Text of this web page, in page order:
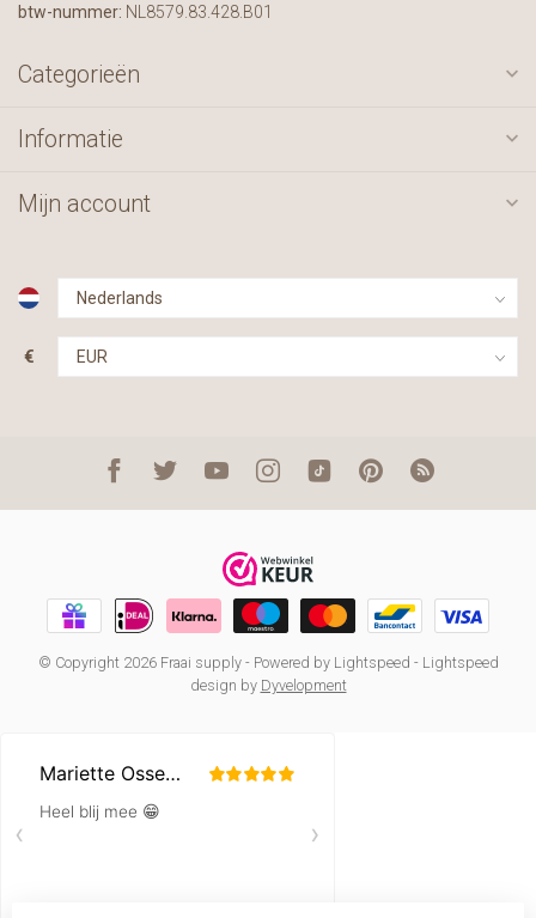
btw-nummer: NL8579.83.428.B01
Categorieën
Informatie
Mijn account
€
© Copyright 2026 Fraai supply- Powered by Lightspeed - Lightspeed
design by Dyvelopment